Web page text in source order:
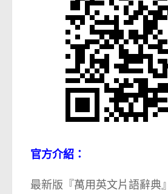
官方介紹：
最新版『萬用英文片語辭典